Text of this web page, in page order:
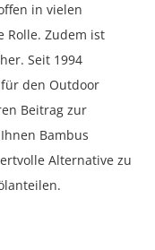
in vielen
Rolle. Zudem ist
Seit 1994
den Outdoor
Beitrag zur
Bambus
Alternative zu